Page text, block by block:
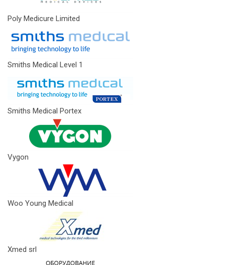
Poly Medicure Limited
Smiths Medical Level 1
Smiths Medical Portex
Vygon
Woo Young Medical
Xmed srl